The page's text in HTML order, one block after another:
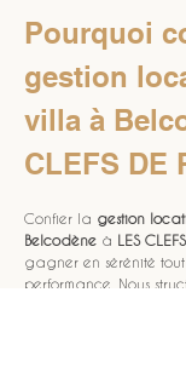
Pourquoi
gestion
villa à
CLEFS DE
Confier la gestion
Belcodène à LES
gagner en sérénité
performance. Nous